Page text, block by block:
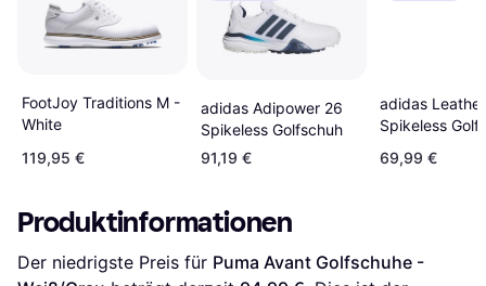
FootJoy Traditions M -
White
119,95 €
adidas Adipower 26
Spikeless Golfschuh
91,19 €
adidas Leather
Spikeless
69,99 €
Produktinformationen
Der niedrigste Preis für Puma Avant Golfschuhe -